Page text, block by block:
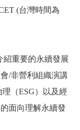
(台灣時間為
重要的永續發展
/非營利組織演講
理（ESG）以及經
面向理解永續發